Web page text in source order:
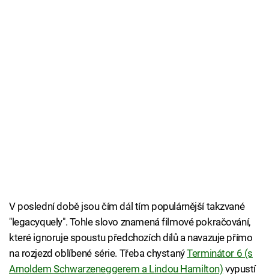
V poslední době jsou čím dál tím populárnější takzvané
"legacyquely". Tohle slovo znamená filmové pokračování,
které ignoruje spoustu předchozích dílů a navazuje přímo
na rozjezd oblíbené série. Třeba chystanýTerminátor 6 (s
Arnoldem Schwarzeneggerem a Lindou Hamilton) vypustí